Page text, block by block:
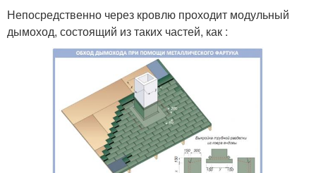
Непосредственно через кровлю проходит модульный
дымоход, состоящий из таких частей, как :